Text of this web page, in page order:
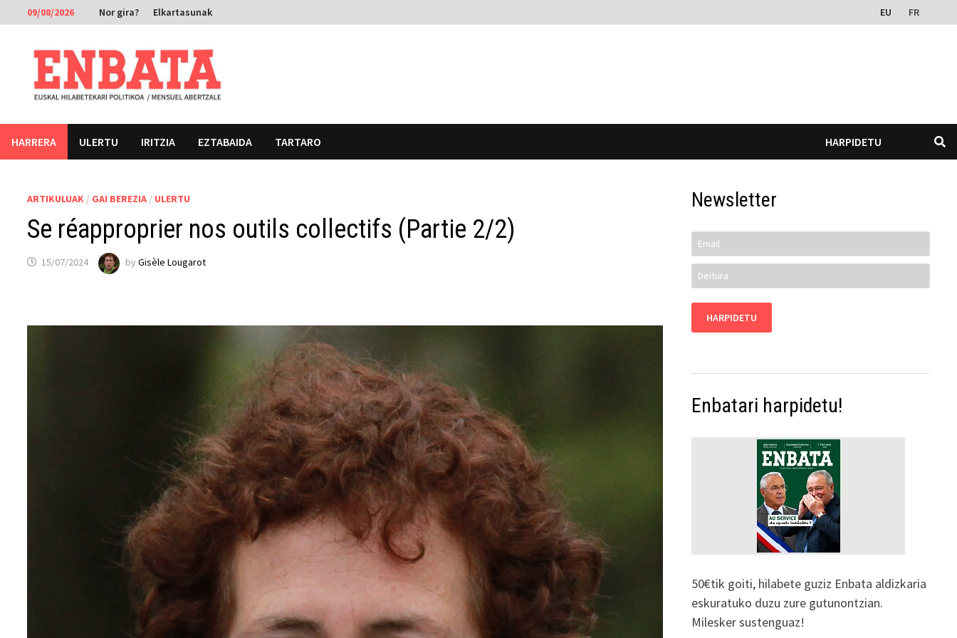
to
content
09/08/2026 Nor gira? Elkartasunak EU FR
HARRERA ULERTU IRITZIA EZTABAIDA TARTARO HARPIDETU
ARTIKULUAK / GAI BEREZIA / ULERTU
Se réapproprier nos outils collectifs (Partie 2/2)
15/07/2024 byGisèle Lougarot
Newsletter
Enbatari harpidetu!
50€tik goiti, hilabete guziz Enbata aldizkaria
eskuratuko duzu zure gutunontzian.
Milesker sustenguaz!